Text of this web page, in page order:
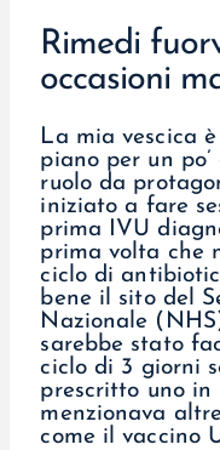
Rimedi
occasioni
La mia vescica
piano per un
ruolo da
iniziato a fare
prima IVU
prima volta che
ciclo di
bene il sito del
Nazionale
sarebbe stato
ciclo di 3 giorni
prescritto uno in
menzionava
come il vaccino